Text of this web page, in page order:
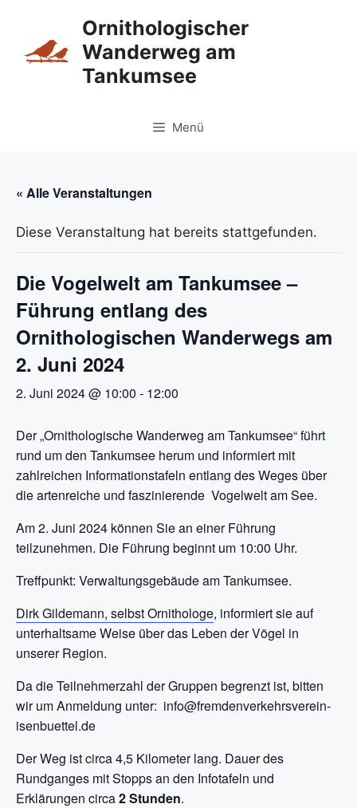
springen
Ornithologischer
Wanderweg am
Tankumsee
Menü
« Alle Veranstaltungen
Diese Veranstaltung hat bereits stattgefunden.
Die Vogelwelt am Tankumsee –
Führung entlang des
Ornithologischen Wanderwegs am
2. Juni 2024
2. Juni 2024 @ 10:00 - 12:00
Der „Ornithologische Wanderweg am Tankumsee“ führt
rund um den Tankumsee herum und informiert mit
zahlreichen Informationstafeln entlang des Weges über
die artenreiche und faszinierende Vogelwelt am See.
Am 2. Juni 2024 können Sie an einer Führung
teilzunehmen. Die Führung beginnt um 10:00 Uhr.
Treffpunkt: Verwaltungsgebäude am Tankumsee.
Dirk Gildemann, selbst Ornithologe, informiert sie auf
unterhaltsame Weise über das Leben der Vögel in
unserer Region.
Da die Teilnehmerzahl der Gruppen begrenzt ist, bitten
wir um Anmeldung unter: info@fremdenverkehrsverein-
isenbuettel.de
Der Weg ist circa 4,5 Kilometer lang. Dauer des
Rundganges mit Stopps an den Infotafeln und
Erklärungen circa2 Stunden.